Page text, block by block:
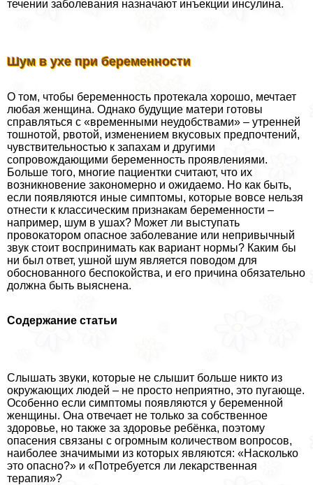
течении заболевания назначают инъекции инсулина.
Шум в ухе при беременности
О том, чтобы беременность протекала хорошо, мечтает
любая женщина. Однако будущие матери готовы
справляться с «временными неудобствами» – утренней
тошнотой, рвотой, изменением вкусовых предпочтений,
чувствительностью к запахам и другими
сопровождающими беременность проявлениями.
Больше того, многие пациентки считают, что их
возникновение закономерно и ожидаемо. Но как быть,
если появляются иные симптомы, которые вовсе нельзя
отнести к классическим признакам беременности –
например, шум в ушах? Может ли выступать
провокатором опасное заболевание или непривычный
звук стоит воспринимать как вариант нормы? Каким бы
ни был ответ, ушной шум является поводом для
обоснованного беспокойства, и его причина обязательно
должна быть выяснена.
Содержание статьи
Слышать звуки, которые не слышит больше никто из
окружающих людей – не просто неприятно, это пугающе.
Особенно если симптомы появляются у беременной
женщины. Она отвечает не только за собственное
здоровье, но также за здоровье ребёнка, поэтому
опасения связаны с огромным количеством вопросов,
наиболее значимыми из которых являются: «Насколько
это опасно?» и «Потребуется ли лекарственная
терапия»?